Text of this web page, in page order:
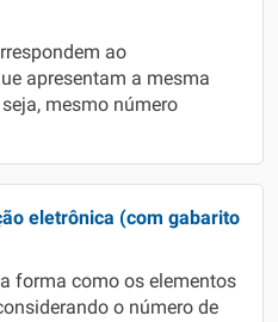
ao
apresentam a mesma
mesmo número
eletrônica (com gabarito
forma como os elementos
o número de